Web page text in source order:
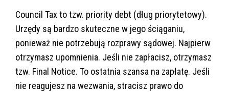
Council Tax to tzw. priority debt (dług priorytetowy).
Urzędy są bardzo skuteczne w jego ściąganiu,
ponieważ nie potrzebują rozprawy sądowej. Najpierw
otrzymasz upomnienia. Jeśli nie zapłacisz, otrzymasz
tzw. Final Notice. To ostatnia szansa na zapłatę. Jeśli
nie reagujesz na wezwania, stracisz prawo do